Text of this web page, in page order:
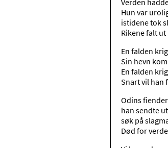
Verden
Hun var
istidene tok
Rikene falt ut
En falden
Sin hevn
En falden
Snart vil han
Odins
han sendte
søk på
Død for